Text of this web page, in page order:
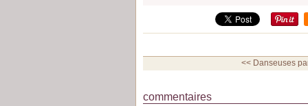
<< Danseuses
commentaires